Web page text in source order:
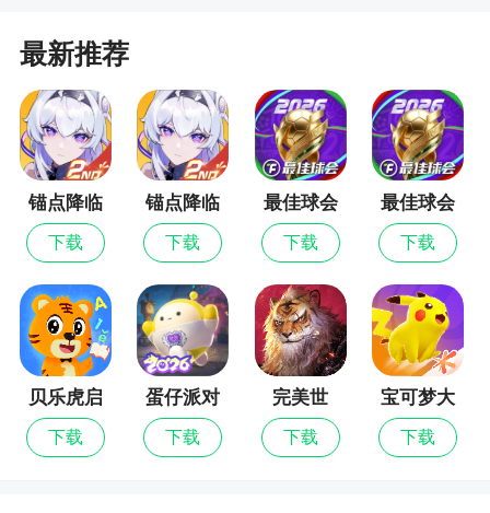
体、扎堆分散、buff、控制、针对气球类型之类的，
沙盒模式把塔升高级就能测试出明显区别了。
4、关于迷彩
精灵猴的迷彩显示并不是完全的，有很大可能
漏气球。此外，有个叫DDT的东西，大家可以自行
探索一下。
关于潜水艇猴与海盗猴
有人说这两个的作用冲突，毕竟都是放在水里
的炮塔。
但是大家可以翻翻后面的地图，有些图压根就
没空间出陆地塔，此外，海盗船和潜艇有极强的作
用，比如海盗船的商船可以赚钱，潜艇的下路升级
最新推荐
锚点降临
下载
锚点降临
九游版
下载
最佳球会
最新版
下载
最佳球会
下载
贝乐虎启
蒙
下载
蛋仔派对
下载
完美世
界：诸神
之战
下载
宝可梦大
集结
下载